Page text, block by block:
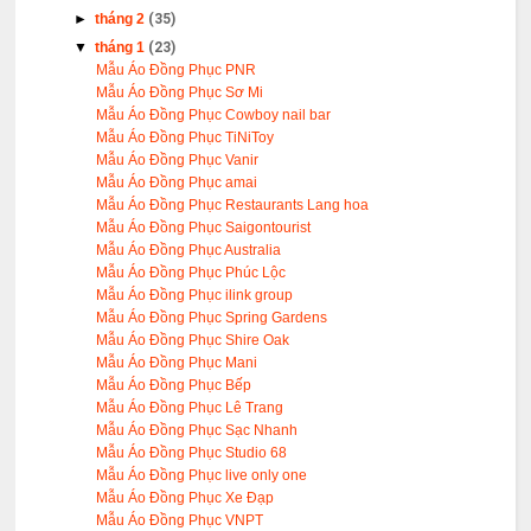
►tháng 2 (35)
▼tháng 1 (23)
Mẫu Áo Đồng Phục PNR
Mẫu Áo Đồng Phục Sơ Mi
Mẫu Áo Đồng Phục Cowboy nail bar
Mẫu Áo Đồng Phục TiNiToy
Mẫu Áo Đồng Phục Vanir
Mẫu Áo Đồng Phục amai
Mẫu Áo Đồng Phục Restaurants Lang hoa
Mẫu Áo Đồng Phục Saigontourist
Mẫu Áo Đồng Phục Australia
Mẫu Áo Đồng Phục Phúc Lộc
Mẫu Áo Đồng Phục ilink group
Mẫu Áo Đồng Phục Spring Gardens
Mẫu Áo Đồng Phục Shire Oak
Mẫu Áo Đồng Phục Mani
Mẫu Áo Đồng Phục Bếp
Mẫu Áo Đồng Phục Lê Trang
Mẫu Áo Đồng Phục Sạc Nhanh
Mẫu Áo Đồng Phục Studio 68
Mẫu Áo Đồng Phục live only one
Mẫu Áo Đồng Phục Xe Đạp
Mẫu Áo Đồng Phục VNPT